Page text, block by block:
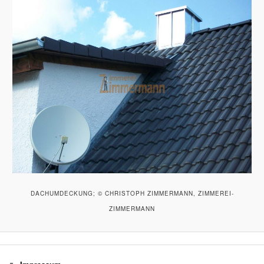
DACHUMDECKUNG; © CHRISTOPH ZIMMERMANN, ZIMMEREI-
ZIMMERMANN